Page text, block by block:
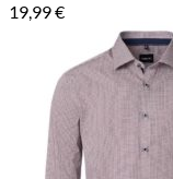
19,99€